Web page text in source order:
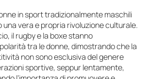
in sport tradizionalmente maschili
vera e propria rivoluzione culturale.
il rugby e la boxe stanno
tra le donne, dimostrando che la
non sono esclusiva del genere
sportive, seppur lentamente,